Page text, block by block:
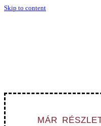
Skip to content
MÁR